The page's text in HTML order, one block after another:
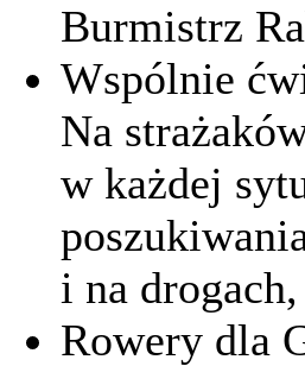
Burmistrz
Wspólnie
Na
w każdej
i na
Rowery dla